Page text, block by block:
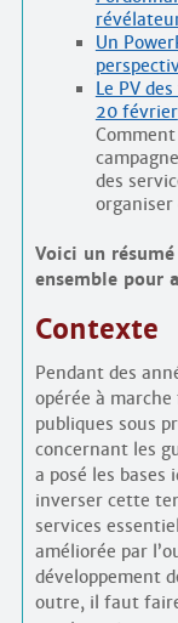
Un
Le PV
20 février
des
organiser
Voici un
ensemble pour
Contexte
Pendant des
opérée à
publiques sous
concernant les
a posé les
inverser cette
services
améliorée par
développement
outre, il faut